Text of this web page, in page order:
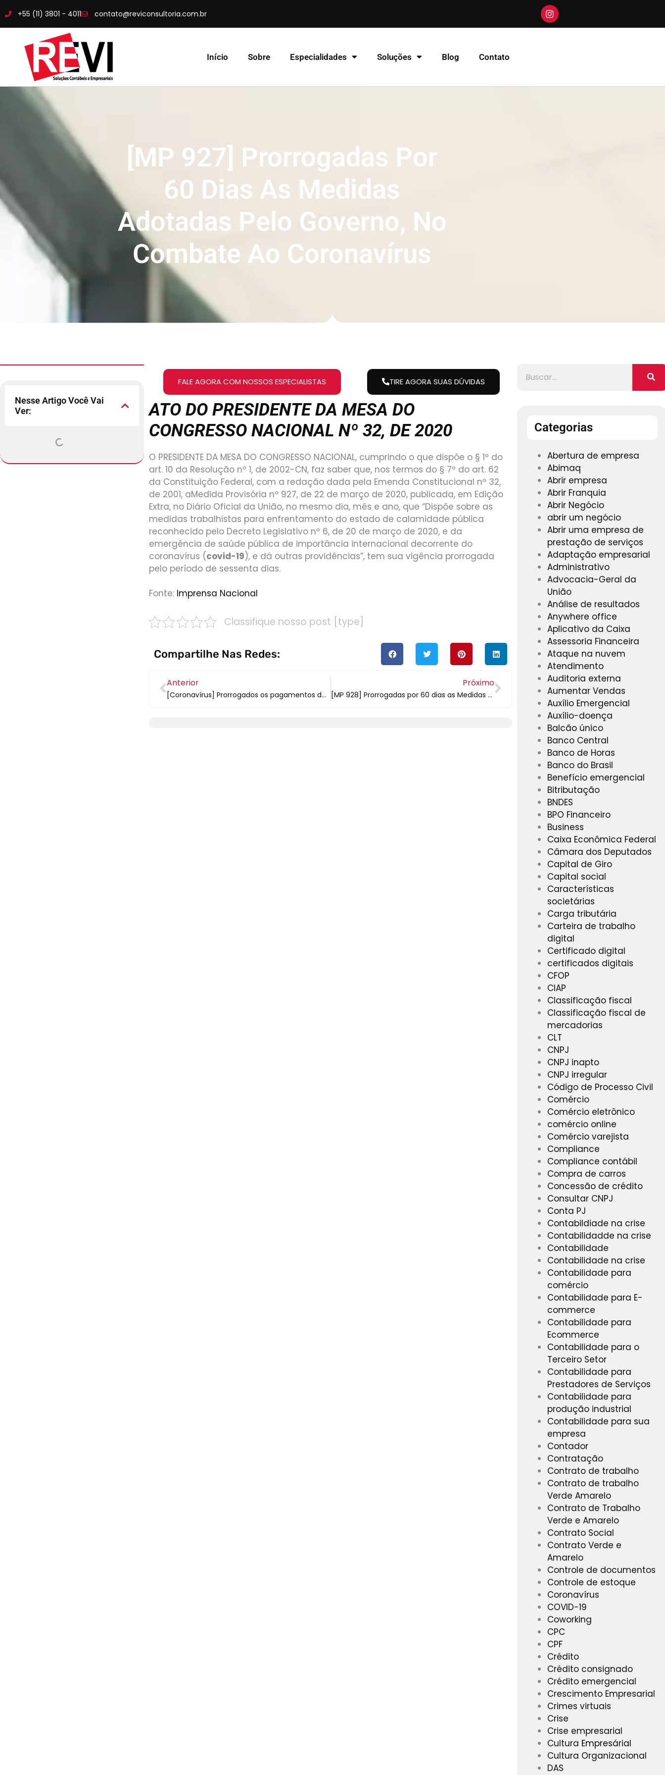
+55 (11) 3801 - 4011 contato@reviconsultoria.com.br
Início Sobre Especialidades Soluções Blog Contato
[MP 927] Prorrogadas Por
60 Dias As Medidas
Adotadas Pelo Governo, No
Combate Ao Coronavírus
Nesse Artigo Você Vai
Ver:
FALE AGORA COM NOSSOS ESPECIALISTAS TIRE AGORA SUAS DÚVIDAS
ATO DO PRESIDENTE DA MESA DO
CONGRESSO NACIONAL Nº 32, DE 2020
O PRESIDENTE DA MESA DO CONGRESSO NACIONAL, cumprindo o que dispõe o § 1º do
art. 10 da Resolução nº 1, de 2002-CN, faz saber que, nos termos do § 7º do art. 62
da Constituição Federal, com a redação dada pela Emenda Constitucional nº 32,
de 2001, aMedida Provisória nº 927, de 22 de março de 2020, publicada, em Edição
Extra, no Diário Oficial da União, no mesmo dia, mês e ano, que “Dispõe sobre as
medidas trabalhistas para enfrentamento do estado de calamidade pública
reconhecido pelo Decreto Legislativo nº 6, de 20 de março de 2020, e da
emergência de saúde pública de importância internacional decorrente do
coronavírus (covid-19), e dá outras providências”, tem sua vigência prorrogada
pelo período de sessenta dias.
Fonte: Imprensa Nacional
Classifique nosso post [type]
Compartilhe Nas Redes:
Anterior
[Coronavírus] Prorrogados os pagamentos das parcelas da RFB e PGFN
Próximo
[MP 928] Prorrogadas por 60 dias as Medidas Adotadas pelo Governo, no combate ao Coronavírus
Categorias
Abertura de empresa
Abimaq
Abrir empresa
Abrir Franquia
Abrir Negócio
abrir um negócio
Abrir uma empresa de
prestação de serviços
Adaptação empresarial
Administrativo
Advocacia-Geral da
União
Análise de resultados
Anywhere office
Aplicativo da Caixa
Assessoria Financeira
Ataque na nuvem
Atendimento
Auditoria externa
Aumentar Vendas
Auxílio Emergencial
Auxílio-doença
Balcão único
Banco Central
Banco de Horas
Banco do Brasil
Benefício emergencial
Bitributação
BNDES
BPO Financeiro
Business
Caixa Econômica Federal
Câmara dos Deputados
Capital de Giro
Capital social
Características
societárias
Carga tributária
Carteira de trabalho
digital
Certificado digital
certificados digitais
CFOP
CIAP
Classificação fiscal
Classificação fiscal de
mercadorias
CLT
CNPJ
CNPJ inapto
CNPJ irregular
Código de Processo Civil
Comércio
Comércio eletrônico
comércio online
Comércio varejista
Compliance
Compliance contábil
Compra de carros
Concessão de crédito
Consultar CNPJ
Conta PJ
Contabildiade na crise
Contabilidadde na crise
Contabilidade
Contabilidade na crise
Contabilidade para
comércio
Contabilidade para E-
commerce
Contabilidade para
Ecommerce
Contabilidade para o
Terceiro Setor
Contabilidade para
Prestadores de Serviços
Contabilidade para
produção industrial
Contabilidade para sua
empresa
Contador
Contratação
Contrato de trabalho
Contrato de trabalho
Verde Amarelo
Contrato de Trabalho
Verde e Amarelo
Contrato Social
Contrato Verde e
Amarelo
Controle de documentos
Controle de estoque
Coronavírus
COVID-19
Coworking
CPC
CPF
Crédito
Crédito consignado
Crédito emergencial
Crescimento Empresarial
Crimes virtuais
Crise
Crise empresarial
Cultura Empresárial
Cultura Organizacional
DAS